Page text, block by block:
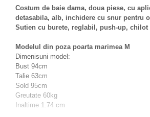
Costum de baie dama, doua piese, cu
detasabila, alb, inchidere cu snur pentru
Sutien cu burete, reglabil, push-up,
Modelul din poza poarta marimea M
Dimenisuni model:
Bust 94cm
Talie 63cm
Sold 95cm
Greutate 60kg
Inaltime 1.74 cm